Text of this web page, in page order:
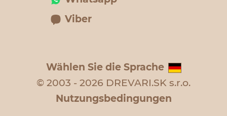
Viber
Wählen Sie die Sprache
© 2003 - 2026 DREVARI.SK s.r.o.
Nutzungsbedingungen